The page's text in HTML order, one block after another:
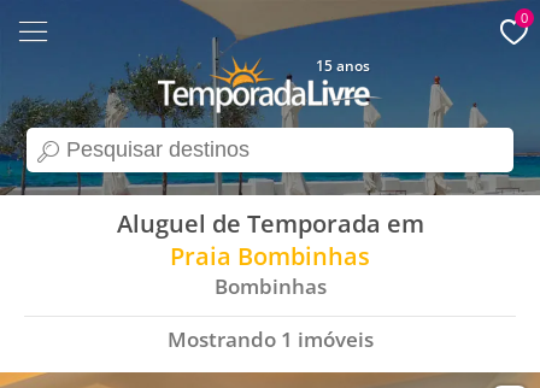
search
15 anos
0
Aluguel de Temporada em
Praia Bombinhas
Bombinhas
Mostrando 1 imóveis